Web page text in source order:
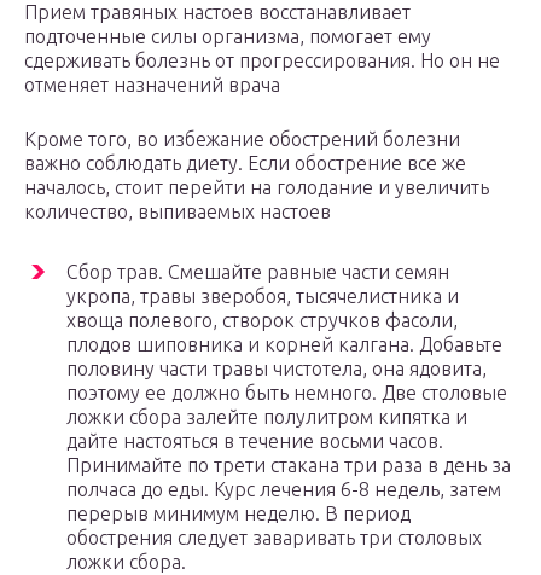
Прием травяных настоев восстанавливает
подточенные силы организма, помогает ему
сдерживать болезнь от прогрессирования. Но он не
отменяет назначений врача
Кроме того, во избежание обострений болезни
важно соблюдать диету. Если обострение все же
началось, стоит перейти на голодание и увеличить
количество, выпиваемых настоев
Сбор трав. Смешайте равные части семян
укропа, травы зверобоя, тысячелистника и
хвоща полевого, створок стручков фасоли,
плодов шиповника и корней калгана. Добавьте
половину части травы чистотела, она ядовита,
поэтому ее должно быть немного. Две столовые
ложки сбора залейте полулитром кипятка и
дайте настояться в течение восьми часов.
Принимайте по трети стакана три раза в день за
полчаса до еды. Курс лечения 6-8 недель, затем
перерыв минимум неделю. В период
обострения следует заваривать три столовых
ложки сбора.